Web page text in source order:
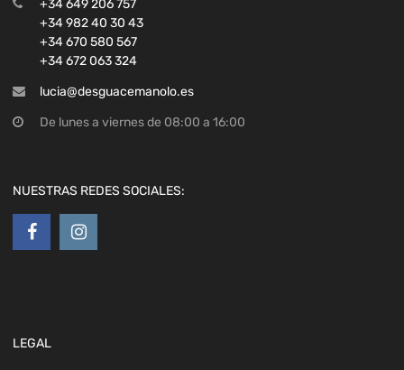
lucia@desguacemanolo.es
De lunes a viernes de 08:00 a 16:00
Política de cookies